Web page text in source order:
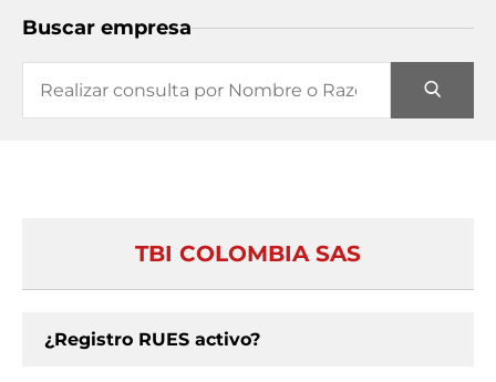
Buscar empresa
TBI COLOMBIA SAS
¿Registro RUES activo?